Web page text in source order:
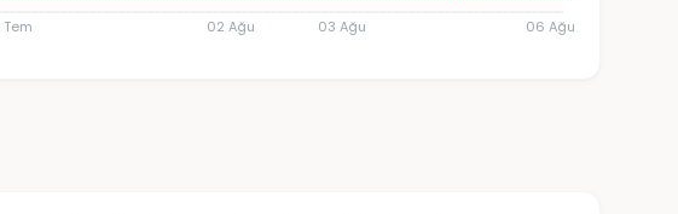
Tem 02 Ağu 03 Ağu 06 Ağu